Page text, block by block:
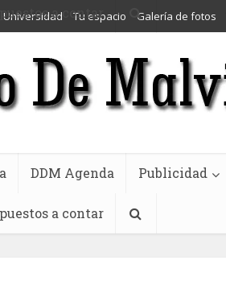
a contar
Universidad Tu espacio Galería de fotos
DDM Agenda Publicidad
a contar